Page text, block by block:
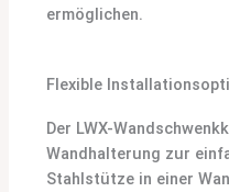
ermöglichen.
Flexible
Der LWX-
Wandhalterung zur
Stahlstütze in einer